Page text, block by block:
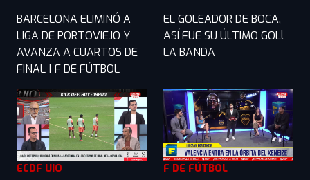
BARCELONA ELIMINÓ A
LIGA DE PORTOVIEJO Y
AVANZA A CUARTOS DE
FINAL | F DE FÚTBOL
EL GOLEADOR DE BOCA,
ASÍ FUE SU ÚLTIMO GOLl
LA BANDA
ECDF UIO F DE FÚTBOL